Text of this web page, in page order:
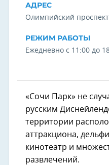
АДРЕС
Олимпийский
РЕЖИМ РАБОТЫ
Ежедневно с 11:00 до
«Сочи Парк» не
русским
территории
аттракциона,
кинотеатр и
развлечений.